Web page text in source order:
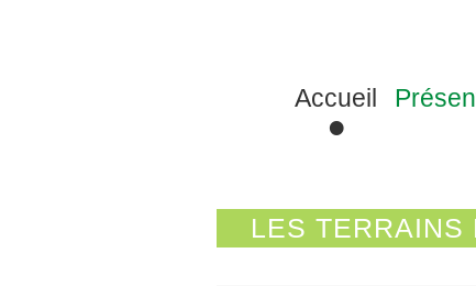
ENSEMBLE,
Accueil
LES TERRAINS